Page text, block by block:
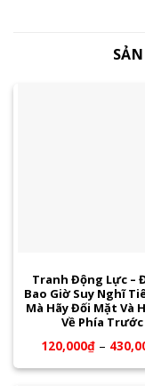
Tranh Động Lực –
Bao Giờ Suy Nghĩ
Mà Hãy Đối Mặt Và
Về Phía Trước
120,000₫–